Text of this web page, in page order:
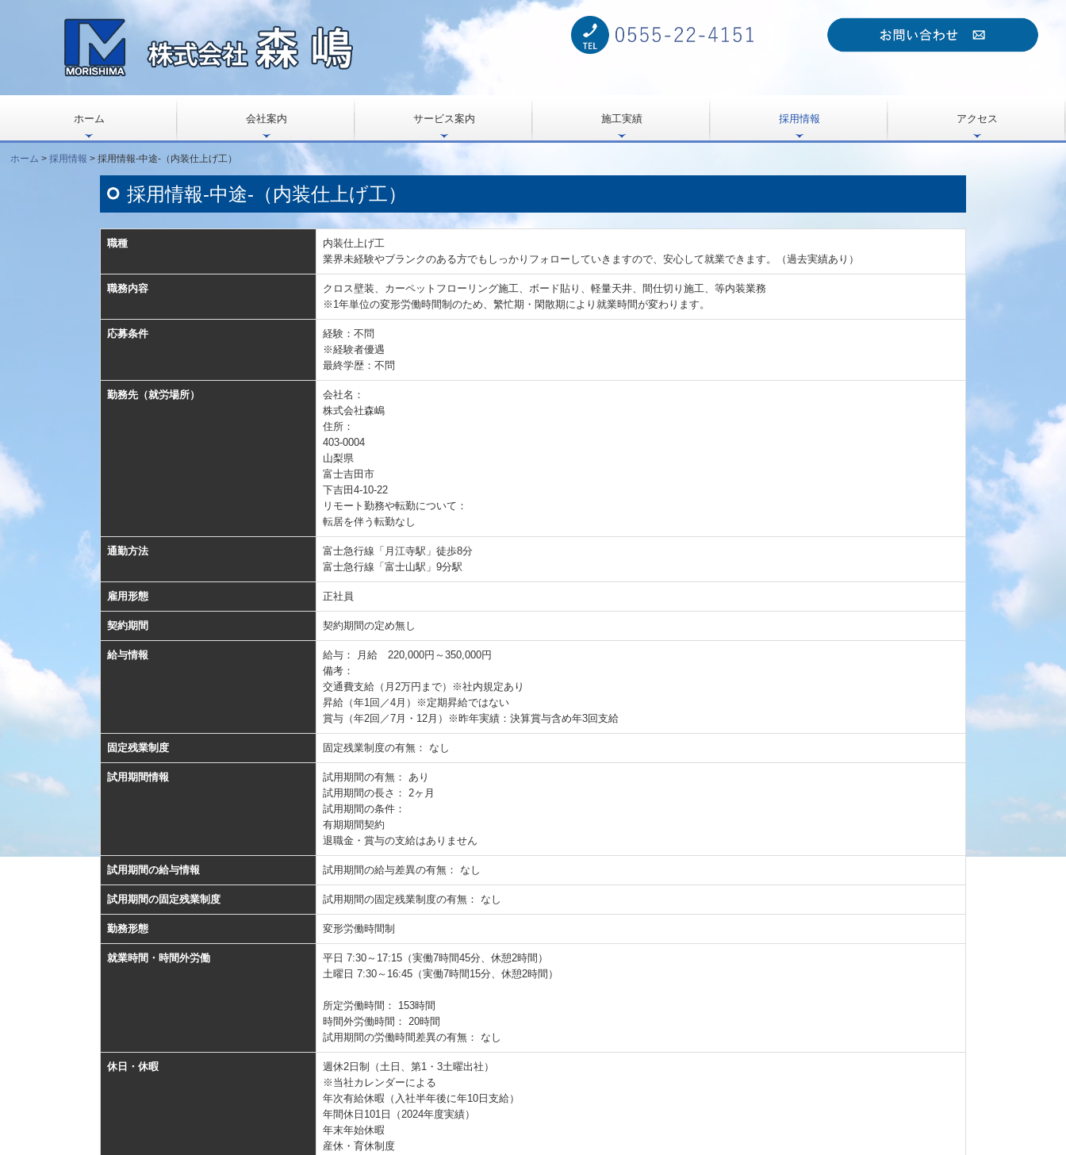
ホーム 会社案内 サービス案内 施工実績 採用情報 アクセス
ホーム 採用情報 採用情報-中途-（内装仕上げ工）
採用情報-中途-（内装仕上げ工）
職種
内装仕上げ工
業界未経験やブランクのある方でもしっかりフォローしていきますので、安心して就業できます。（過去実績あり）
職務内容
クロス壁装、カーペットフローリング施工、ボード貼り、軽量天井、間仕切り施工、等内装業務
※1年単位の変形労働時間制のため、繁忙期・閑散期により就業時間が変わります。
応募条件
経験：不問
※経験者優遇
最終学歴：不問
勤務先（就労場所）
会社名：
株式会社森嶋
住所：
403-0004
山梨県
富士吉田市
下吉田4-10-22
リモート勤務や転勤について：
転居を伴う転勤なし
通勤方法
富士急行線「月江寺駅」徒歩8分
富士急行線「富士山駅」9分駅
雇用形態 正社員
契約期間 契約期間の定め無し
給与情報 給与：
月給 220,000円～350,000円
備考：
交通費支給（月2万円まで）※社内規定あり
昇給（年1回／4月）※定期昇給ではない
賞与（年2回／7月・12月）※昨年実績：決算賞与含め年3回支給
固定残業制度 固定残業制度の有無： なし
試用期間情報 試用期間の有無： あり
試用期間の長さ： 2ヶ月
試用期間の条件：
有期期間契約
退職金・賞与の支給はありません
試用期間の給与情報 試用期間の給与差異の有無： なし
試用期間の固定残業制度 試用期間の固定残業制度の有無： なし
勤務形態 変形労働時間制
就業時間・時間外労働
平日 7:30～17:15（実働7時間45分、休憩2時間）
土曜日 7:30～16:45（実働7時間15分、休憩2時間）
所定労働時間： 153時間
時間外労働時間： 20時間
試用期間の労働時間差異の有無： なし
休日・休暇
週休2日制（土日、第1・3土曜出社）
※当社カレンダーによる
年次有給休暇（入社半年後に年10日支給）
年間休日101日（2024年度実績）
年末年始休暇
産休・育休制度